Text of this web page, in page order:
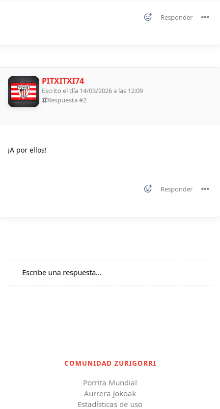
Responder
PITXITXI74
Escrito el día 14/03/2026 a las 12:09
Respuesta #2
¡A por ellos!
Responder
Escribe una respuesta...
COMUNIDAD ZURIGORRI
Porrita Mundial
Aurrera Jokoak
Estadísticas de uso